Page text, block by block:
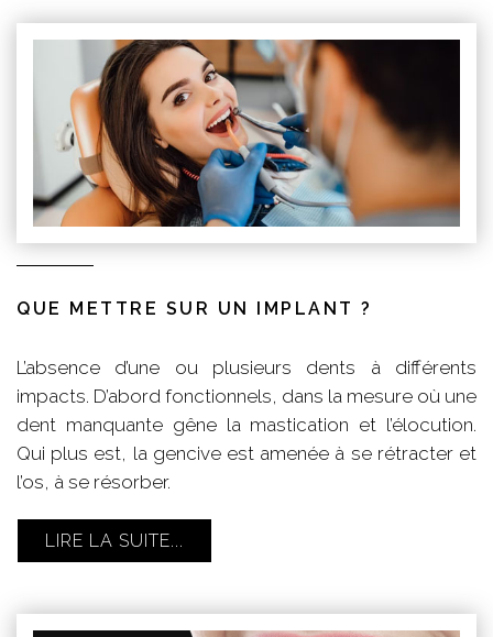
QUE METTRE SUR UN IMPLANT ?
L’absence d’une ou plusieurs dents à différents
impacts. D’abord fonctionnels, dans la mesure où une
dent manquante gêne la mastication et l’élocution.
Qui plus est, la gencive est amenée à se rétracter et
l’os, à se résorber.
LIRE LA SUITE...